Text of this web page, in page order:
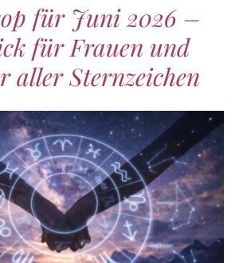
für Juni 2026 –
für Frauen und
aller Sternzeichen